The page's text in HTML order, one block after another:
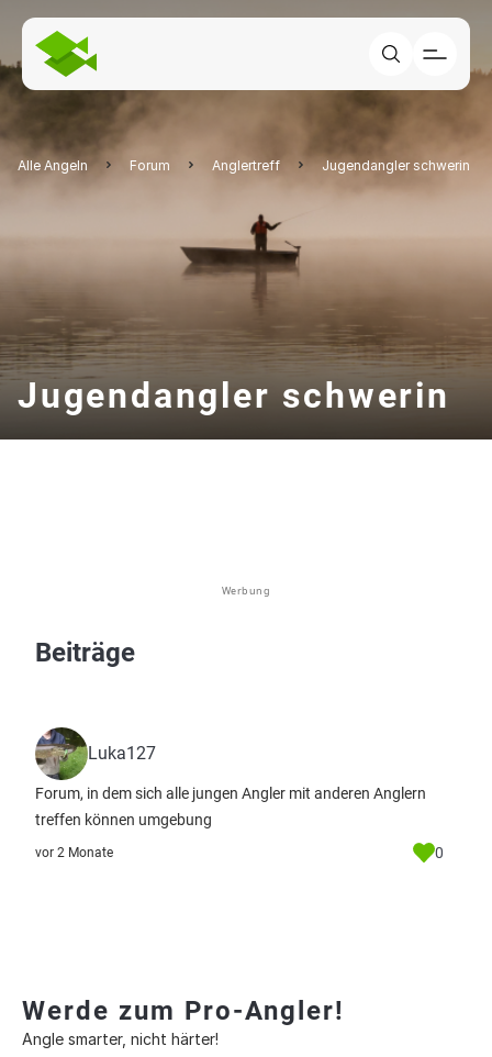
Alle Angeln Forum Anglertreff Jugendangler schwerin
Jugendangler schwerin
Werbung
Beiträge
Luka127
Forum, in dem sich alle jungen Angler mit anderen Anglern
treffen können umgebung
vor 2 Monate 0
Werde zum Pro-Angler!
Angle smarter, nicht härter!